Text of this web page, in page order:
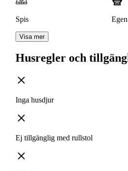
Spis
Visa mer
Husregler och
Inga husdjur
Ej tillgänglig med rullstol